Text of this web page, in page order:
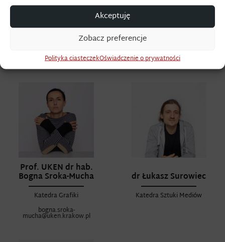
Akceptuję
Zobacz preferencje
Polityka ciasteczekOświadczenie o prywatności
dr Wojciech Sobczyk
koordynator kierunku
wojciech.sobczyk@up.krakow.pl
dr Wioletta Sowa
Katedra Sztuki Mediów
Prof. UKEN dr hab.
Bogna Sroka-Mucha
Katedra Grafiki
bogna.sroka-
mucha@uken.krakow.pl
dr Łukasz Surowiec
Katedra Sztuki Mediów